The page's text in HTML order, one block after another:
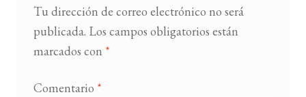
Tu dirección de correo electrónico no será
publicada. Los campos obligatorios están
marcados con *
Comentario *